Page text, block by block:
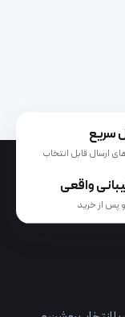
ها ممکن است در
سریع
ارسال قابل انتخاب
واقعی
پس از خرید